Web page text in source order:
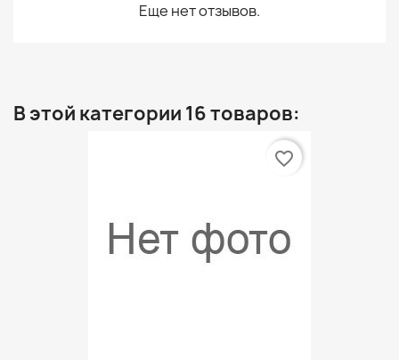
Еще нет отзывов.
В этой категории 16 товаров:
favorite_border